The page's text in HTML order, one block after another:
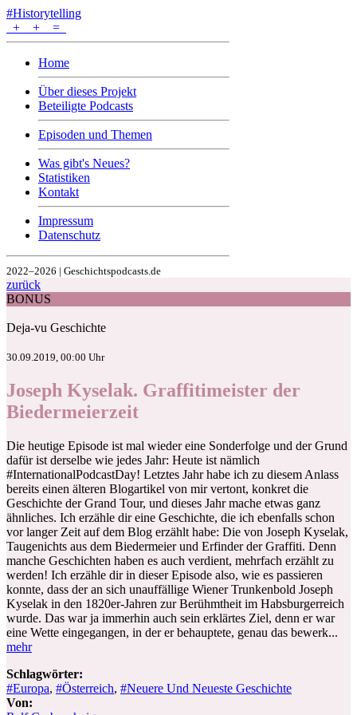
#Historytelling
+
+ =
Home
Über dieses Projekt
Beteiligte Podcasts
Episoden und Themen
Was gibt's Neues?
Statistiken
Kontakt
Impressum
Datenschutz
2022–2026 | Geschichtspodcasts.de
zurück
BONUS
Deja-vu Geschichte
30.09.2019, 00:00 Uhr
Joseph Kyselak. Graffitimeister der
Biedermeierzeit
Die heutige Episode ist mal wieder eine Sonderfolge und der Grund
dafür ist derselbe wie jedes Jahr: Heute ist nämlich
#InternationalPodcastDay! Letztes Jahr habe ich zu diesem Anlass
bereits einen älteren Blogartikel von mir vertont, konkret die
Geschichte der Grand Tour, und dieses Jahr mache etwas ganz
ähnliches. Ich erzähle dir eine Geschichte, die ich ebenfalls schon
vor langer Zeit auf dem Blog erzählt habe: Die von Joseph Kyselak,
Taugenichts aus dem Biedermeier und Erfinder der Graffiti. Denn
manche Geschichten haben es auch verdient, mehrfach erzählt zu
werden! Ich erzähle dir in dieser Episode also, wie es passieren
konnte, dass der an sich unauffällige Wiener Trunkenbold Joseph
Kyselak in den 1820er-Jahren zur Berühmtheit im Habsburgerreich
wurde. Das war ja immerhin auch sein erklärtes Ziel, denn er war
eine Wette eingegangen, in der er behauptete, genau das bewerk...
mehr
Schlagwörter:
#Europa, #Österreich, #Neuere Und Neueste Geschichte
Von: